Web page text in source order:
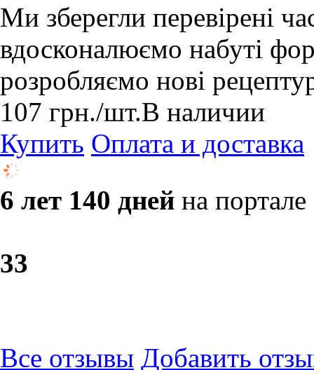
Ми зберегли перевірені
вдосконалюємо набуті
розробляємо нові
107 грн./шт.В наличии
Купить Оплата и доставка
6 лет 140 дней на портале
33
Все отзывы Добавить